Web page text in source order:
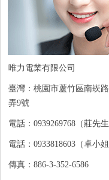
唯力電業有限公司
臺灣：桃園市蘆竹區南崁
弄9號
電話：0939269768（莊先生
電話：0933818603（卓小姐
傳真：886-3-352-6586